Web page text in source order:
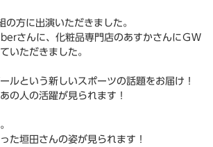
の方に出演いただきました。
さんに、化粧品専門店のあすかさんにＧＷ
いただきました。
ルという新しいスポーツの話題をお届け！
の人の活躍が見られます！
た垣田さんの姿が見られます！